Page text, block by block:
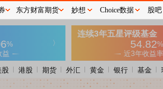
股 港股 期货 外汇 黄金 银行 基金
东方财富期货 妙想 Choice数据 股吧